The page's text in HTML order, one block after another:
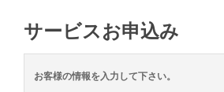
サービスお申込み
お客様の情報を入力して下さい。